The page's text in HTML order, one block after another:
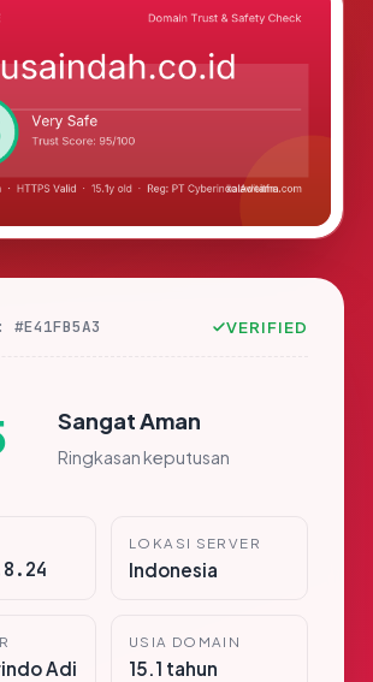
VERIFIED
Sangat Aman
Ringkasan keputusan
LOKASI SERVER
Indonesia
Adi
USIA DOMAIN
15.1 tahun